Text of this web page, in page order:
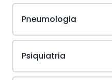
Pneumologia
Psiquiatria